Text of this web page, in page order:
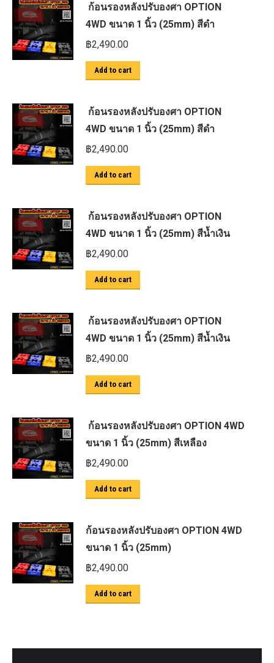
ก้อนรองหลังปรับองศา OPTION
4WD ขนาด 1 นิ้ว (25mm) สีดำ
฿2,490.00
Add to cart
ก้อนรองหลังปรับองศา OPTION
4WD ขนาด 1 นิ้ว (25mm) สีดำ
฿2,490.00
Add to cart
ก้อนรองหลังปรับองศา OPTION
4WD ขนาด 1 นิ้ว (25mm) สีน้ำเงิน
฿2,490.00
Add to cart
ก้อนรองหลังปรับองศา OPTION
4WD ขนาด 1 นิ้ว (25mm) สีน้ำเงิน
฿2,490.00
Add to cart
ก้อนรองหลังปรับองศา OPTION 4WD
ขนาด 1 นิ้ว (25mm) สีเหลือง
฿2,490.00
Add to cart
ก้อนรองหลังปรับองศา OPTION 4WD
ขนาด 1 นิ้ว (25mm)
฿2,490.00
Add to cart